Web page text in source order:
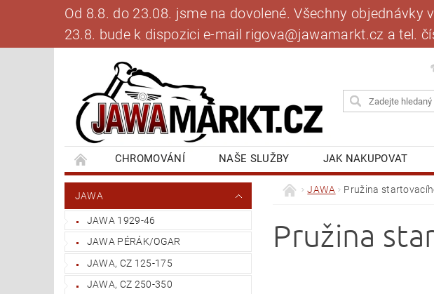
Od 8.8. do 23.08. jsme na dovolené. Všechny
23.8. bude k dispozici e-mail rigova@jawamarkt.cz a tel.
CHROMOVÁNÍ NAŠE SLUŽBY JAK NAKUPOVAT
BANKOVNÍ SPOJENÍ
NAPIŠTE NÁM BLOG MOJE
JAWA
JAWA 1929-46
JAWA PÉRÁK/OGAR
JAWA, CZ 125-175
JAWA, CZ 250-350
JAWA Pružina
Pružina